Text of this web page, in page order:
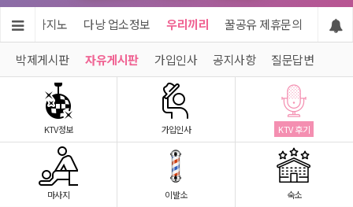
어 & 카지노 다낭 업소정보 우리끼리 꿀공유 제휴문의
박제게시판 자유게시판 가입인사 공지사항 질문답변
KTV정보 가입인사 KTV 후기
마사지 이발소 숙소